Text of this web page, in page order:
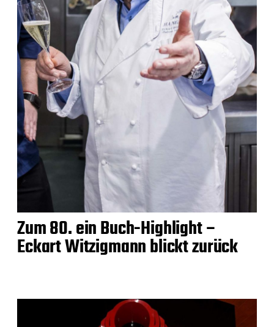
Zum 80. ein Buch-Highlight –
Eckart Witzigmann blickt zurück